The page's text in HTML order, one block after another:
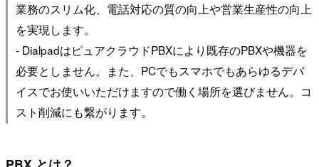
業務のスリム化、電話対応の質の向上や営業生産性の向上
を実現します。
- DialpadはピュアクラウドPBXにより既存のPBXや機器を
必要としません。また、PCでもスマホでもあらゆるデバ
イスでお使いいただけますので働く場所を選びません。コ
スト削減にも繋がります。